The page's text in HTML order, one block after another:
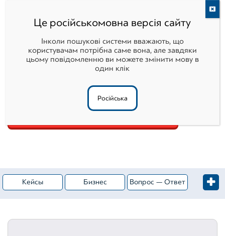
Кейсы Бизнес Вопрос — Ответ
Це російськомовна версія сайту
Інколи пошукові системи вважають, що
користувачам потрібна саме вона, але завдяки
цьому повідомленню ви можете змінити мову в
один клік
Російська